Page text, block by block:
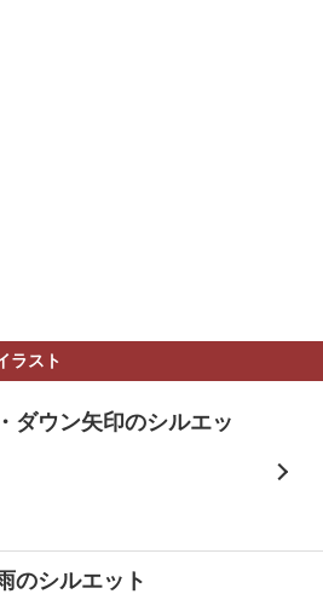
ラスト
ダウン矢印のシルエッ
のシルエット